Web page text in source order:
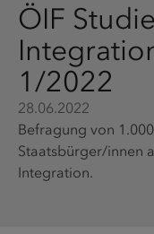
ÖIF
1/2022
28.06.2022
Befragung von
Staatsbürger/innen
Integration.